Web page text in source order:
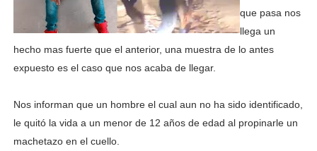
que pasa nos
llega un
hecho mas fuerte que el anterior, una muestra de lo antes
expuesto es el caso que nos acaba de llegar.
Nos informan que un hombre el cual aun no ha sido identificado,
le quitó la vida a un menor de 12 años de edad al propinarle un
machetazo en el cuello.